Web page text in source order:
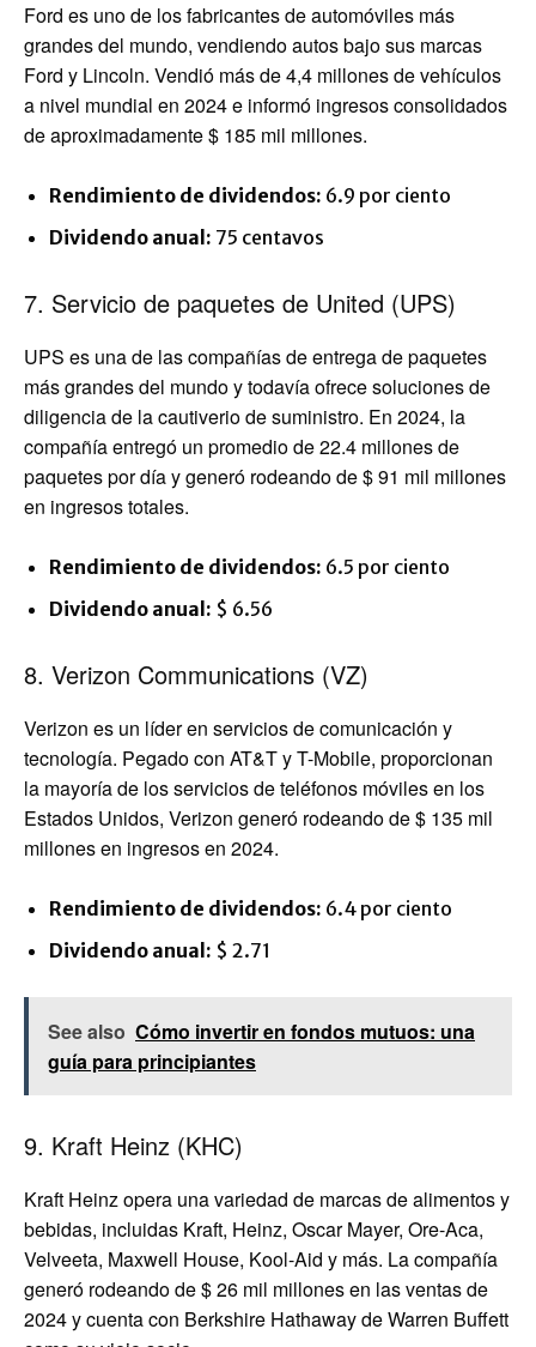
Ford es uno de los fabricantes de automóviles más
grandes del mundo, vendiendo autos bajo sus marcas
Ford y Lincoln. Vendió más de 4,4 millones de vehículos
a nivel mundial en 2024 e informó ingresos consolidados
de aproximadamente $ 185 mil millones.
Rendimiento de dividendos: 6.9 por ciento
Dividendo anual: 75 centavos
7. Servicio de paquetes de United (UPS)
UPS es una de las compañías de entrega de paquetes
más grandes del mundo y todavía ofrece soluciones de
diligencia de la cautiverio de suministro. En 2024, la
compañía entregó un promedio de 22.4 millones de
paquetes por día y generó rodeando de $ 91 mil millones
en ingresos totales.
Rendimiento de dividendos: 6.5 por ciento
Dividendo anual: $ 6.56
8. Verizon Communications (VZ)
Verizon es un líder en servicios de comunicación y
tecnología. Pegado con AT&T y T-Mobile, proporcionan
la mayoría de los servicios de teléfonos móviles en los
Estados Unidos, Verizon generó rodeando de $ 135 mil
millones en ingresos en 2024.
Rendimiento de dividendos: 6.4 por ciento
Dividendo anual: $ 2.71
See also Cómo invertir en fondos mutuos: una
guía para principiantes
9. Kraft Heinz (KHC)
Kraft Heinz opera una variedad de marcas de alimentos y
bebidas, incluidas Kraft, Heinz, Oscar Mayer, Ore-Aca,
Velveeta, Maxwell House, Kool-Aid y más. La compañía
generó rodeando de $ 26 mil millones en las ventas de
2024 y cuenta con Berkshire Hathaway de Warren Buffett